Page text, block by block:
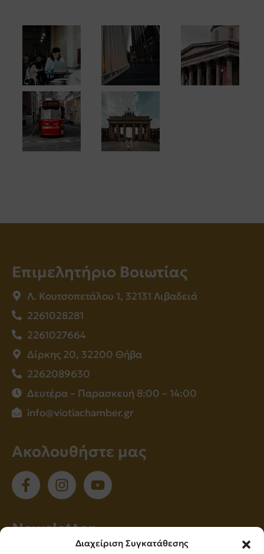
Διαχείριση Συγκατάθεσης
Επιμελητήριο Βοιωτίας
Λ. Κουτσοπετάλου 1, 32131 Λιβαδειά
2261028281
2261027664
Δίρκης 20, 32200 Θήβα
2262089630
Δευτέρα – Παρασκευή 8:00 – 14:00
info@viotiachamber.gr
Ακολουθήστε μας
Νewsletter